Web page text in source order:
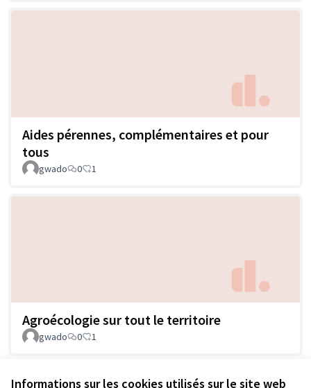
Informations sur les cookies utilisés sur le site web
Aides pérennes, complémentaires et pour
tous
gwado 0 1
Agroécologie sur tout le territoire
gwado 0 1
Voir toutes les propositions retirées